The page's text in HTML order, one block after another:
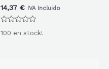
14,37 € IVA Incluido
con
100 en stock!